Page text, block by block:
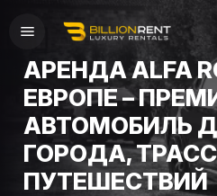
АРЕНДА ALFA
ЕВРОПЕ –
АВТОМОБИЛЬ
ГОРОДА,
ПУТЕШЕСТВИЙ